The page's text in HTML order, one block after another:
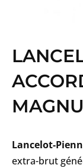
Lancelot-
extra-brut